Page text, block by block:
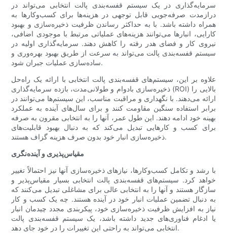
سرمایه‌گذاری در یک سیستم قفسه‌بندی پالت انتخابی می‌تواند در
درازمدت صرفه‌جویی قابل توجهی در هزینه‌ها برای کسب‌وکارها به
همراه داشته باشد. با به حداکثر رساندن ظرفیت ذخیره‌سازی و بهبود
کارایی، انبارها می‌توانند هزینه‌های عملیاتی مرتبط با موجودی اضافی،
نیروی کار و فضای هدر رفته را کاهش دهند. سرمایه‌گذاری اولیه در
سیستم قفسه‌بندی پالت می‌تواند به سرعت از طریق بهبود بهره‌وری و
ساده‌سازی عملیات جبران شود.
علاوه بر این، سیستم‌های قفسه‌بندی پالت انتخابی با ارائه یک راه‌حل
ذخیره‌سازی بادوام و طولانی‌مدت، بازده سرمایه‌گذاری (ROI) بالایی را
ارائه می‌دهند. با نگهداری و مراقبت مناسب، این سیستم‌ها می‌توانند در
برابر استفاده سنگین مقاومت کنند و برای سال‌های آینده به عملکرد
بهینه خود ادامه دهند. این طول عمر، آنها را به انتخابی مقرون به صرفه
برای کسب و کارهایی تبدیل می‌کند که به دنبال بهبود قابلیت‌های
ذخیره‌سازی انبار خود بدون صرف هزینه گزاف هستند.
مقیاس‌پذیری و آینده‌نگری
با رشد و تکامل کسب‌وکارها، نیازهای ذخیره‌سازی آنها نیز احتمالاً تغییر
خواهد کرد. سیستم‌های قفسه‌بندی پالت انتخابی بسیار مقیاس‌پذیر و
سازگار هستند و آنها را به انتخابی عالی برای مشاغلی تبدیل می‌کنند که
به دنبال تضمین عملیات انبار خود در آینده هستند. چه یک کسب و کار
نیاز به افزایش ظرفیت ذخیره‌سازی خود، پیکربندی مجدد چیدمان انبار
یا ادغام فناوری‌های جدید داشته باشد، یک سیستم قفسه‌بندی پالت
انتخابی می‌تواند به راحتی این تغییرات را در خود جای دهد.